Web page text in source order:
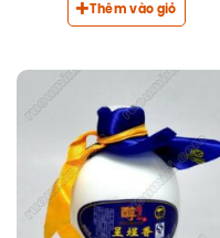
Thêm vào giỏ